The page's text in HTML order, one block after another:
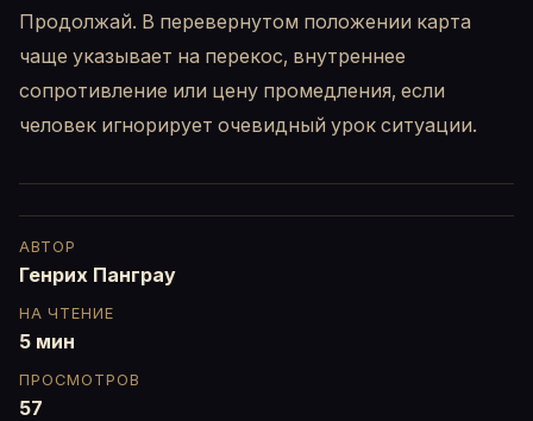
Продолжай. В перевернутом положении карта
чаще указывает на перекос, внутреннее
сопротивление или цену промедления, если
человек игнорирует очевидный урок ситуации.
АВТОР
Генрих Панграу
НА ЧТЕНИЕ
5 мин
ПРОСМОТРОВ
57